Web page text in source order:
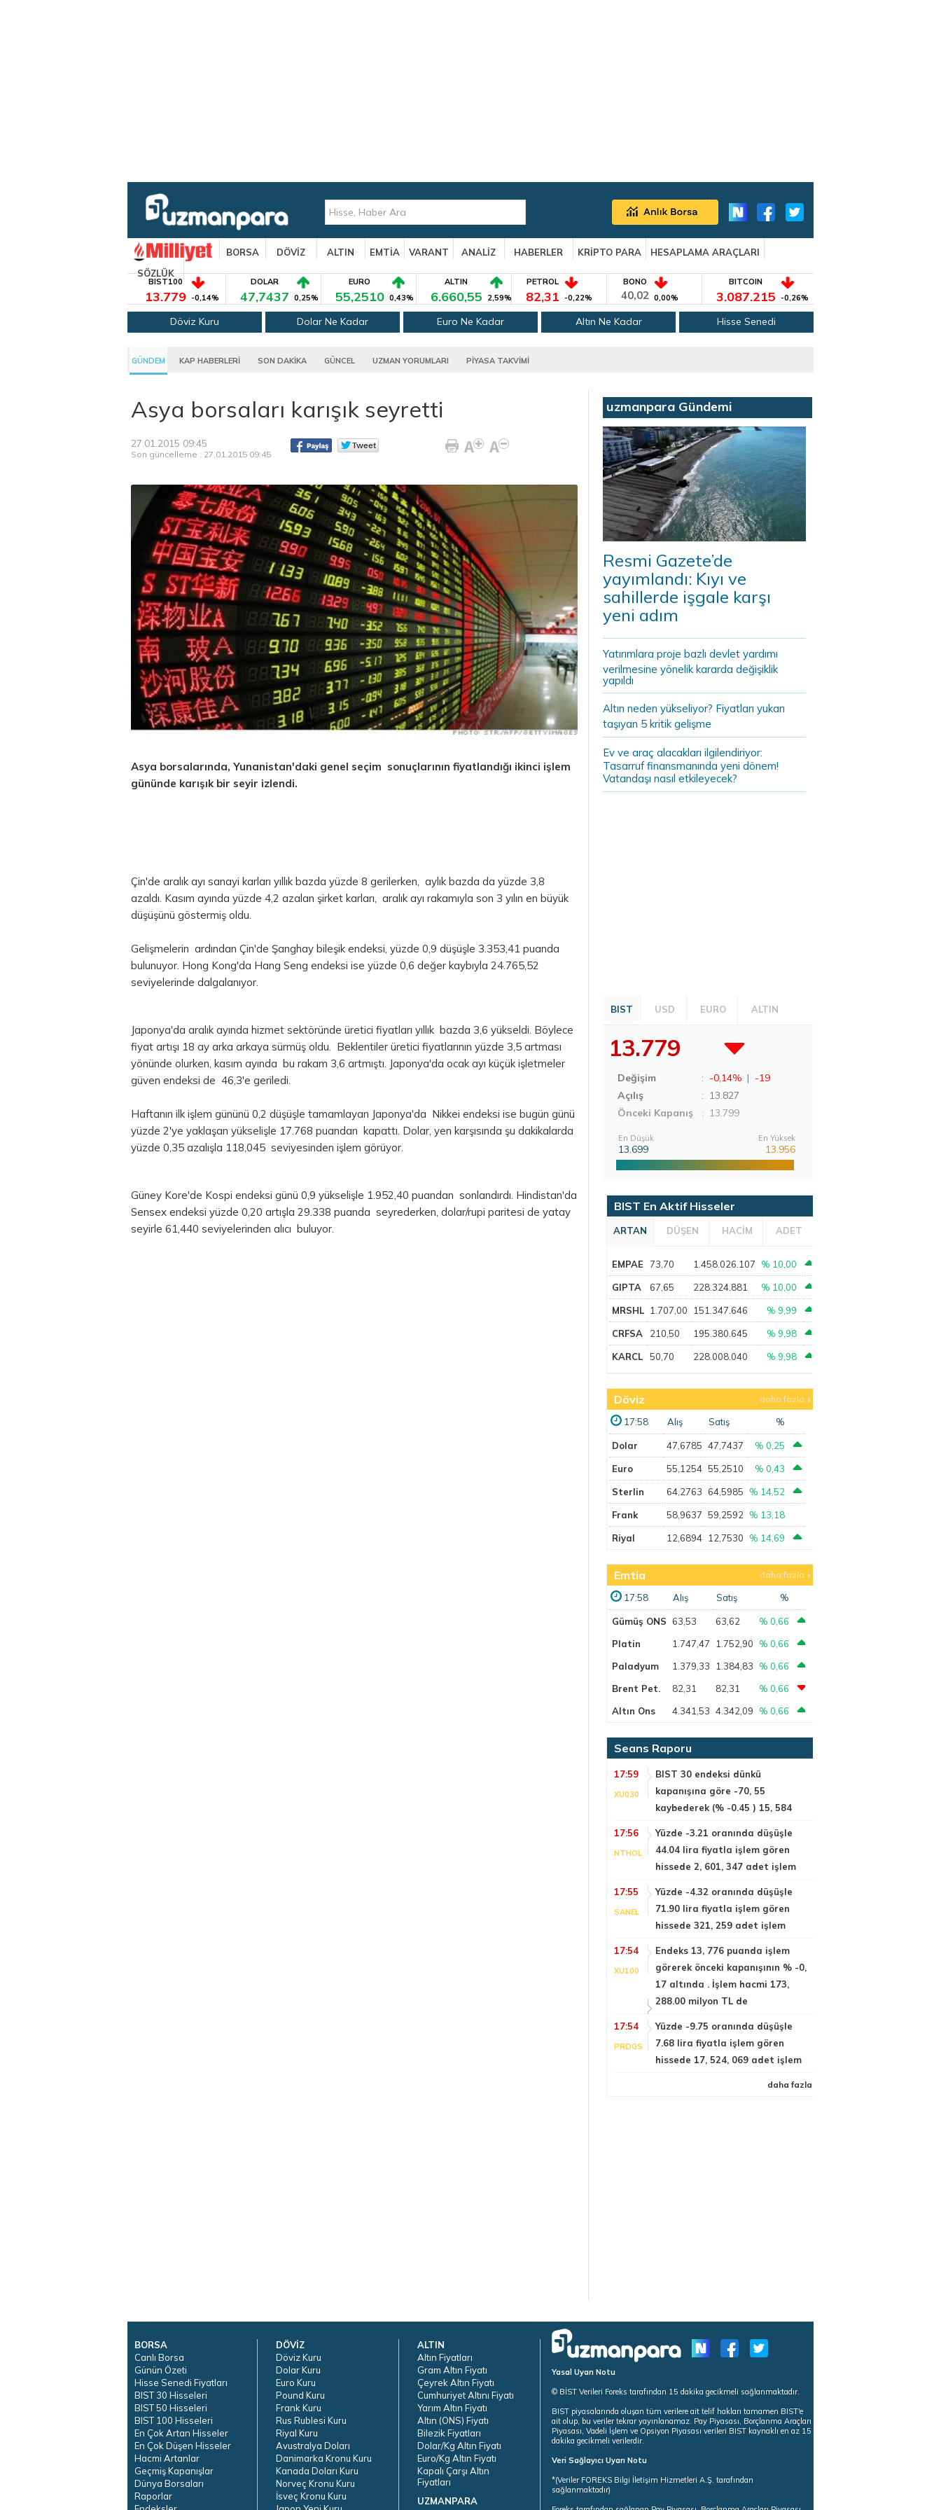
BORSA DÖVİZ ALTIN EMTİA VARANT ANALİZ HABERLER KRİPTO PARA
HESAPLAMA ARAÇLARI
SÖZLÜK
BIST100
13.779 -0,14%
DOLAR
47,7437 0,25%
EURO
55,2510 0,43%
ALTIN
6.660,55 2,59%
PETROL
82,31 -0,22%
BONO
40,02 0,00%
BITCOIN
3.087.215 -0,26%
Döviz Kuru Dolar Ne Kadar Euro Ne Kadar Altın Ne Kadar Hisse Senedi
GÜNDEM KAP HABERLERİ SON DAKİKA GÜNCEL UZMAN YORUMLARI PİYASA TAKVİMİ
Asya borsaları karışık seyretti
27.01.2015 09:45
Son güncelleme : 27.01.2015 09:45
Asya borsalarında, Yunanistan'daki genel seçim sonuçlarının fiyatlandığı ikinci işlem
gününde karışık bir seyir izlendi.
Çin'de aralık ayı sanayi karları yıllık bazda yüzde 8 gerilerken, aylık bazda da yüzde 3,8
azaldı. Kasım ayında yüzde 4,2 azalan şirket karları, aralık ayı rakamıyla son 3 yılın en büyük
düşüşünü göstermiş oldu.
Gelişmelerin ardından Çin'de Şanghay bileşik endeksi, yüzde 0,9 düşüşle 3.353,41 puanda
bulunuyor. Hong Kong'da Hang Seng endeksi ise yüzde 0,6 değer kaybıyla 24.765,52
seviyelerinde dalgalanıyor.
Japonya'da aralık ayında hizmet sektöründe üretici fiyatları yıllık bazda 3,6 yükseldi. Böylece
fiyat artışı 18 ay arka arkaya sürmüş oldu. Beklentiler üretici fiyatlarının yüzde 3,5 artması
yönünde olurken, kasım ayında bu rakam 3,6 artmıştı. Japonya'da ocak ayı küçük işletmeler
güven endeksi de 46,3'e geriledi.
Haftanın ilk işlem gününü 0,2 düşüşle tamamlayan Japonya'da Nikkei endeksi ise bugün günü
yüzde 2'ye yaklaşan yükselişle 17.768 puandan kapattı. Dolar, yen karşısında şu dakikalarda
yüzde 0,35 azalışla 118,045 seviyesinden işlem görüyor.
Güney Kore'de Kospi endeksi günü 0,9 yükselişle 1.952,40 puandan sonlandırdı. Hindistan'da
Sensex endeksi yüzde 0,20 artışla 29.338 puanda seyrederken, dolar/rupi paritesi de yatay
seyirle 61,440 seviyelerinden alıcı buluyor.
uzmanpara Gündemi
Resmi Gazete’de
yayımlandı: Kıyı ve
sahillerde işgale karşı
yeni adım
Yatırımlara proje bazlı devlet yardımı
verilmesine yönelik kararda değişiklik
yapıldı
Altın neden yükseliyor? Fiyatları yukarı
taşıyan 5 kritik gelişme
Ev ve araç alacakları ilgilendiriyor:
Tasarruf finansmanında yeni dönem!
Vatandaşı nasıl etkileyecek?
BIST USD EURO ALTIN
13.779
Değişim : -0,14% | -19
Açılış
: 13.827
Önceki Kapanış
: 13.799
En Düşük
13.699
En Yüksek
13.956
BIST En Aktif Hisseler
ARTAN DÜŞEN HACİM ADET
EMPAE 73,70 1.458.026.107 % 10,00
GIPTA 67,65 228.324.881 % 10,00
MRSHL 1.707,00 151.347.646 % 9,99
CRFSA 210,50 195.380.645 % 9,98
KARCL 50,70 228.008.040 % 9,98
Döviz daha fazla
17:58 Alış Satış %
Dolar 47,6785 47,7437 % 0,25
Euro 55,1254 55,2510 % 0,43
Sterlin 64,2763 64,5985 % 14,52
Frank 58,9637 59,2592 % 13,18
Riyal 12,6894 12,7530 % 14,69
Emtia daha fazla
17:58 Alış Satış %
Gümüş ONS 63,53 63,62
% 0,66
Platin
1.747,47 1.752,90
% 0,66
Paladyum
1.379,33 1.384,83
% 0,66
Brent Pet.
82,31 82,31
% 0,66
Altın Ons
4.341,53 4.342,09 % 0,66
Seans Raporu
17:59
XU030
BIST 30 endeksi dünkü
kapanışına göre -70, 55
kaybederek (% -0.45 ) 15, 584
17:56
NTHOL
Yüzde -3.21 oranında düşüşle
44.04 lira fiyatla işlem gören
hissede 2, 601, 347 adet işlem
17:55
SANEL
Yüzde -4.32 oranında düşüşle
71.90 lira fiyatla işlem gören
hissede 321, 259 adet işlem
17:54
XU100
Endeks 13, 776 puanda işlem
görerek önceki kapanışının % -0,
17 altında . İşlem hacmi 173,
288.00 milyon TL de
17:54
PRDGS
Yüzde -9.75 oranında düşüşle
7.68 lira fiyatla işlem gören
hissede 17, 524, 069 adet işlem
daha fazla
BORSA
Canlı Borsa
Günün Özeti
Hisse Senedi Fiyatları
BIST 30 Hisseleri
BIST 50 Hisseleri
BIST 100 Hisseleri
En Çok Artan Hisseler
En Çok Düşen Hisseler
Hacmi Artanlar
Geçmiş Kapanışlar
Dünya Borsaları
Raporlar
DÖVİZ
Döviz Kuru
Dolar Kuru
Euro Kuru
Pound Kuru
Frank Kuru
Rus Rublesi Kuru
Riyal Kuru
Avustralya Doları
Danimarka Kronu Kuru
Kanada Doları Kuru
Norveç Kronu Kuru
İsveç Kronu Kuru
ALTIN
Altın Fiyatları
Gram Altın Fiyatı
Çeyrek Altın Fiyatı
Cumhuriyet Altını Fiyatı
Yarım Altın Fiyatı
Altın (ONS) Fiyatı
Bilezik Fiyatları
Dolar/Kg Altın Fiyatı
Euro/Kg Altın Fiyatı
Kapalı Çarşı Altın
Fiyatları
UZMANPARA
Yasal Uyarı Notu
© BİST Verileri Foreks tarafından 15 dakika gecikmeli sağlanmaktadır.
BIST piyasalarında oluşan tüm verilere ait telif hakları tamamen BIST'e
ait olup, bu veriler tekrar yayınlanamaz. Pay Piyasası, Borçlanma Araçları
Piyasası, Vadeli İşlem ve Opsiyon Piyasası verileri BIST kaynaklı en az 15
dakika gecikmeli verilerdir.
Veri Sağlayıcı Uyarı Notu
*(Veriler FOREKS Bilgi İletişim Hizmetleri A.Ş. tarafından
sağlanmaktadır)